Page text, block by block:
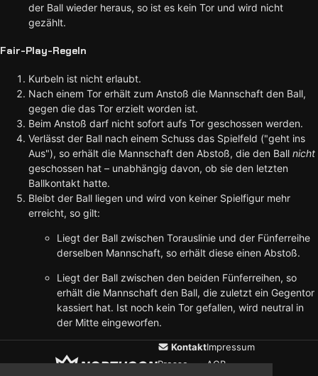
der Ball wieder heraus, so ist es kein Tor und wird nicht
gezählt.
Fair-Play-Regeln
Kurbeln ist nicht erlaubt.
Nach einem Tor erhält zum Anstoß die Mannschaft den Ball,
gegen die das Tor erzielt worden ist.
Beim Anstoß darf nicht sofort aufs Tor geschossen werden.
Verlässt der Ball nach einem Schuss das Spielfeld ("geht ins
Aus"), so erhält die Mannschaft den Abstoß, die den Ball nicht
geschossen hat – unabhängig davon, ob sie den letzten
Ballkontakt hatte.
Bleibt der Ball liegen und wird von keiner Spielfigur mehr
erreicht, so gilt:
Liegt der Ball zwischen Torauslinie und der Fünferreihe
derselben Mannschaft, so erhält diese einen Abstoß.
Liegt der Ball zwischen den beiden Fünferreihen, so
erhält die Mannschaft den Ball, die zuletzt ein Gegentor
kassiert hat. Ist noch kein Tor gefallen, wird neutral in
der Mitte eingeworfen.
Kontakt
Presse
Impressum
AGB